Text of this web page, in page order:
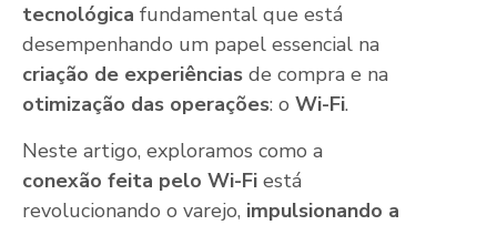
tecnológica fundamental que está
desempenhando um papel essencial na
criação de experiências de compra e na
otimização das operações: o Wi-Fi.
Neste artigo, exploramos como a
conexão feita pelo Wi-Fi está
revolucionando o varejo, impulsionando a